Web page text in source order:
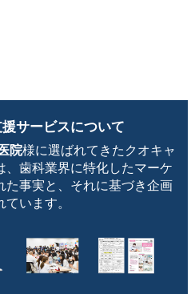
サービスについて
院様に選ばれてきたクオキャ
、歯科業界に特化したマーケ
た事実と、それに基づき企画
います。